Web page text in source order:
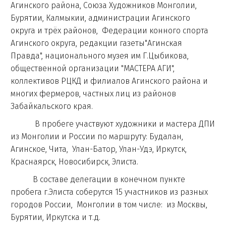
Агинского района, Союза Художников Монголии,
Бурятии, Калмыкии, администрации Агинского
округа и трёх районов, Федерации конного спорта
Агинского округа, редакции газеты"Агинская
Правда", национального музея им Г.Цыбикова,
общественной организации "МАСТЕРА АГИ",
коллективов РЦКД и филиалов Агинского района и
многих фермеров, частных лиц из районов
Забайкальского края.
В пробеге участвуют художники и мастера ДПИ
из Монголии и России по маршруту: Будалан,
Агинское, Чита, Улан-Батор, Улан-Удэ, Иркутск,
Краснаярск, Новосибирск, Элиста.
В составе делегации в конечном пункте
пробега г.Элиста соберутся 15 участников из разных
городов России, Монголии в том числе: из Москвы,
Бурятии, Иркутска и т.д.